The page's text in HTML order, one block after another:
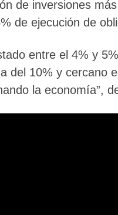
de inversiones
de ejecución de
entre el 4% y
del 10% y cercano
la economía”,